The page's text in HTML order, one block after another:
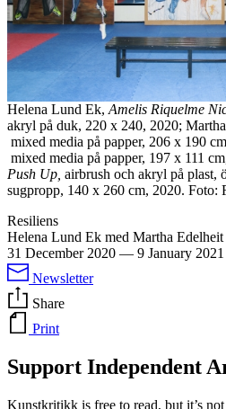
Helena Lund Ek,Amelis Riquelme
akryl på duk, 220 x 240, 2020;
mixed media på papper, 206 x 190
mixed media på papper, 197 x 111
Push Up, airbrush och akryl på plast,
sugpropp, 140 x 260 cm, 2020. Foto:
Resiliens
Helena Lund Ek med Martha
31 December 2020 — 9 January 2021
Newsletter
Share
Print
Support Independent
Kunstkritikk is free to read, but it’s